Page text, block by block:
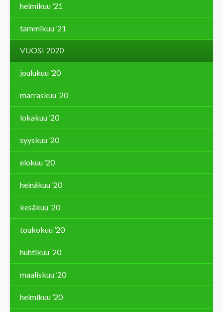
helmikuu ’21
tammikuu ’21
VUOSI 2020
joulukuu ’20
marraskuu ’20
lokakuu ’20
syyskuu ’20
elokuu ’20
heinäkuu ’20
kesäkuu ’20
toukokuu ’20
huhtikuu ’20
maaliskuu ’20
helmikuu ’20